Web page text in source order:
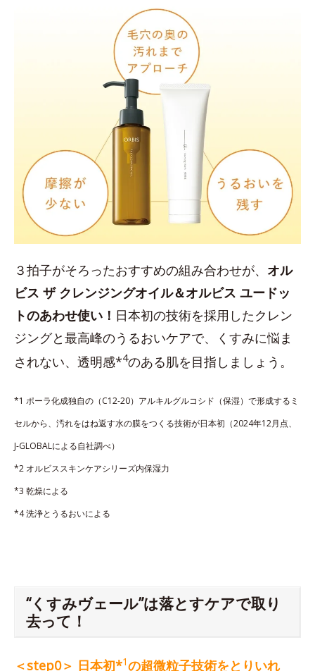
３拍子がそろったおすすめの組み合わせが、 オル
ビス ザ クレンジングオイル＆オルビス ユードッ
トのあわせ使い！ 日本初の技術を採用したクレン
ジングと最高峰のうるおいケアで、くすみに悩ま
されない、透明感*4のある肌を目指しましょう。
*1 ポーラ化成独自の（C12-20）アルキルグルコシド（保湿）で形成するミ
セルから、汚れをはね返す水の膜をつくる技術が日本初（2024年12月点、
J-GLOBALによる自社調べ）
*2 オルビススキンケアシリーズ内保湿力
*3 乾燥による
*4 洗浄とうるおいによる
“くすみヴェール”は落とすケアで取り
去って！
＜step0＞ 日本初*1の超微粒子技術をとりいれ